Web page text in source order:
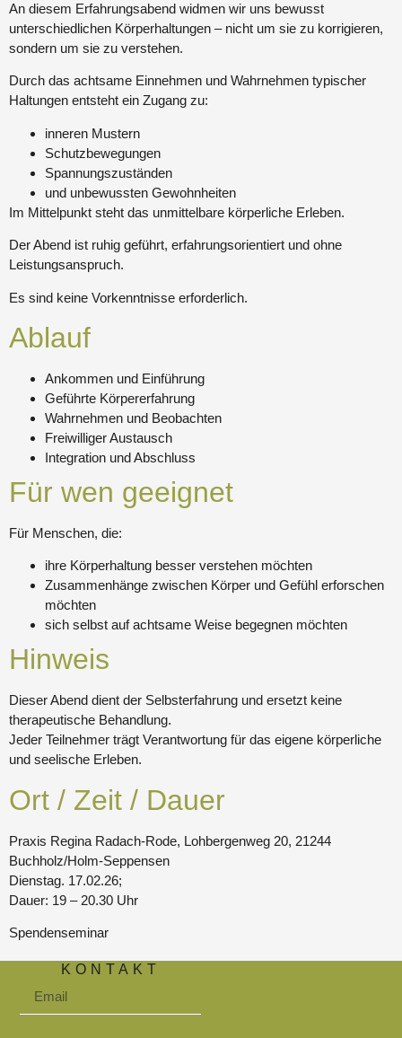
An diesem Erfahrungsabend widmen wir uns bewusst
unterschiedlichen Körperhaltungen – nicht um sie zu korrigieren,
sondern um sie zu verstehen.
Durch das achtsame Einnehmen und Wahrnehmen typischer
Haltungen entsteht ein Zugang zu:
inneren Mustern
Schutzbewegungen
Spannungszuständen
und unbewussten Gewohnheiten
Im Mittelpunkt steht das unmittelbare körperliche Erleben.
Der Abend ist ruhig geführt, erfahrungsorientiert und ohne
Leistungsanspruch.
Es sind keine Vorkenntnisse erforderlich.
Ablauf
Ankommen und Einführung
Geführte Körpererfahrung
Wahrnehmen und Beobachten
Freiwilliger Austausch
Integration und Abschluss
Für wen geeignet
Für Menschen, die:
ihre Körperhaltung besser verstehen möchten
Zusammenhänge zwischen Körper und Gefühl erforschen
möchten
sich selbst auf achtsame Weise begegnen möchten
Hinweis
Dieser Abend dient der Selbsterfahrung und ersetzt keine
therapeutische Behandlung.
Jeder Teilnehmer trägt Verantwortung für das eigene körperliche
und seelische Erleben.
Ort / Zeit / Dauer
Praxis Regina Radach-Rode, Lohbergenweg 20, 21244
Buchholz/Holm-Seppensen
Dienstag. 17.02.26;
Dauer: 19 – 20.30 Uhr
Spendenseminar
KONTAKT